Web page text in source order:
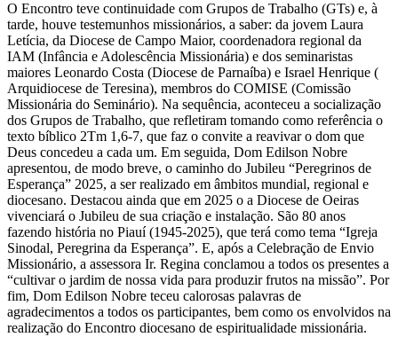
O Encontro teve continuidade com Grupos de Trabalho (GTs) e, à
tarde, houve testemunhos missionários, a saber: da jovem Laura
Letícia, da Diocese de Campo Maior, coordenadora regional da
IAM (Infância e Adolescência Missionária) e dos seminaristas
maiores Leonardo Costa (Diocese de Parnaíba) e Israel Henrique (
Arquidiocese de Teresina), membros do COMISE (Comissão
Missionária do Seminário). Na sequência, aconteceu a socialização
dos Grupos de Trabalho, que refletiram tomando como referência o
texto bíblico 2Tm 1,6-7, que faz o convite a reavivar o dom que
Deus concedeu a cada um. Em seguida, Dom Edilson Nobre
apresentou, de modo breve, o caminho do Jubileu “Peregrinos de
Esperança” 2025, a ser realizado em âmbitos mundial, regional e
diocesano. Destacou ainda que em 2025 o a Diocese de Oeiras
vivenciará o Jubileu de sua criação e instalação. São 80 anos
fazendo história no Piauí (1945-2025), que terá como tema “Igreja
Sinodal, Peregrina da Esperança”. E, após a Celebração de Envio
Missionário, a assessora Ir. Regina conclamou a todos os presentes a
“cultivar o jardim de nossa vida para produzir frutos na missão”. Por
fim, Dom Edilson Nobre teceu calorosas palavras de
agradecimentos a todos os participantes, bem como os envolvidos na
realização do Encontro diocesano de espiritualidade missionária.